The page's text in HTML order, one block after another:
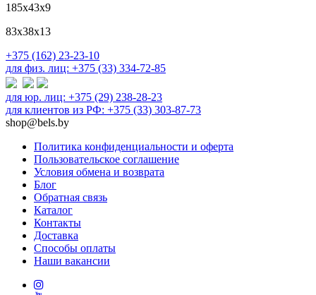
185х43х9
83х38х13
+375 (162) 23-23-10
для физ. лиц: +375 (33) 334-72-85
для юр. лиц: +375 (29) 238-28-23
для клиентов из РФ: +375 (33) 303-87-73
shop@bels.by
Политика конфиденциальности и оферта
Пользовательское соглашение
Условия обмена и возврата
Блог
Обратная связь
Каталог
Контакты
Доставка
Способы оплаты
Наши вакансии